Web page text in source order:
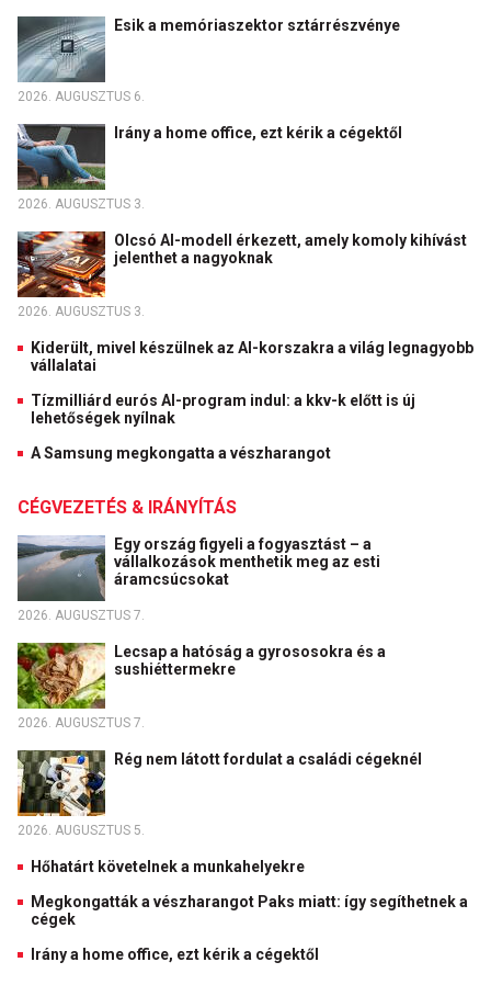
Esik a memóriaszektor sztárrészvénye
2026. AUGUSZTUS 6.
Irány a home office, ezt kérik a cégektől
2026. AUGUSZTUS 3.
Olcsó AI-modell érkezett, amely komoly kihívást
jelenthet a nagyoknak
2026. AUGUSZTUS 3.
Kiderült, mivel készülnek az AI-korszakra a világ legnagyobb
vállalatai
Tízmilliárd eurós AI-program indul: a kkv-k előtt is új
lehetőségek nyílnak
A Samsung megkongatta a vészharangot
CÉGVEZETÉS & IRÁNYÍTÁS
Egy ország figyeli a fogyasztást – a
vállalkozások menthetik meg az esti
áramcsúcsokat
2026. AUGUSZTUS 7.
Lecsap a hatóság a gyrososokra és a
sushiéttermekre
2026. AUGUSZTUS 7.
Rég nem látott fordulat a családi cégeknél
2026. AUGUSZTUS 5.
Hőhatárt követelnek a munkahelyekre
Megkongatták a vészharangot Paks miatt: így segíthetnek a
cégek
Irány a home office, ezt kérik a cégektől